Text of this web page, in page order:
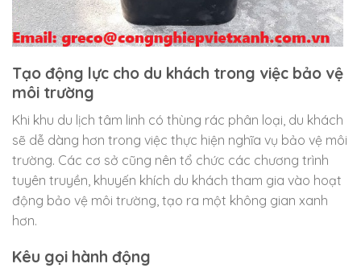
Tạo động lực cho du khách trong việc bảo vệ
môi trường
Khi khu du lịch tâm linh có thùng rác phân loại, du khách
sẽ dễ dàng hơn trong việc thực hiện nghĩa vụ bảo vệ môi
trường. Các cơ sở cũng nên tổ chức các chương trình
tuyên truyền, khuyến khích du khách tham gia vào hoạt
động bảo vệ môi trường, tạo ra một không gian xanh
hơn.
Kêu gọi hành động